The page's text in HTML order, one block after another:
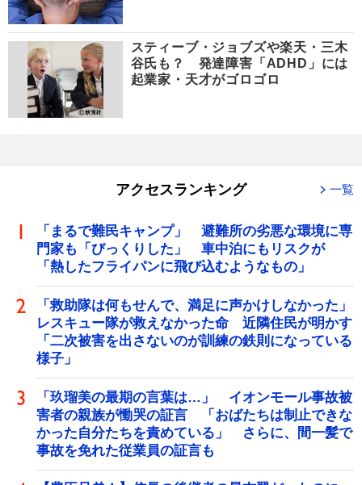
スティーブ・ジョブズや楽天・三木
谷氏も？ 発達障害「ADHD」には
起業家・天才がゴロゴロ
アクセスランキング 一覧
「まるで難民キャンプ」 避難所の劣悪な環境に専
門家も「びっくりした」 車中泊にもリスクが
「熱したフライパンに飛び込むようなもの」
「救助隊は何もせんで、満足に声かけしなかった」
レスキュー隊が救えなかった命 近隣住民が明かす
「二次被害を出さないのが訓練の鉄則になっている
様子」
「玖瑠美の最期の言葉は…」 イオンモール事故被
害者の親族が慟哭の証言 「おばたちは制止できな
かった自分たちを責めている」 さらに、間一髪で
事故を免れた従業員の証言も